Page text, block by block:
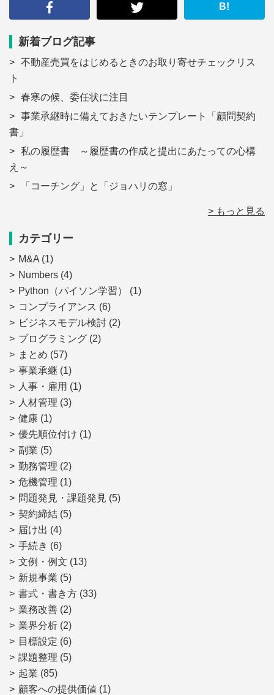
B!
新着ブログ記事
不動産売買をはじめるときのお取り寄せチェックリス
ト
春寒の候、委任状に注目
事業承継時に備えておきたいテンプレート「顧問契約
書」
私の履歴書 ～履歴書の作成と提出にあたっての心構
え～
「コーチング」と「ジョハリの窓」
> もっと見る
カテゴリー
M&A (1)
Numbers (4)
Python（パイソン学習）
(1)
コンプライアンス (6)
ビジネスモデル検討 (2)
プログラミング (2)
まとめ (57)
事業承継 (1)
人事・雇用 (1)
人材管理 (3)
健康 (1)
優先順位付け (1)
副業 (5)
勤務管理 (2)
危機管理 (1)
問題発見・課題発見 (5)
契約締結 (5)
届け出 (4)
手続き (6)
文例・例文 (13)
新規事業 (5)
書式・書き方 (33)
業務改善 (2)
業界分析 (2)
目標設定 (6)
課題整理 (5)
起業 (85)
顧客への提供価値 (1)